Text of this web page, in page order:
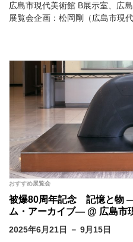
広島市現代美術館 B展示室、広島
展覧会企画：松岡剛（広島市現
おすすめ展覧会
被爆80周年記念 記憶と物
ム・アーカイブ― @ 広島市
2025年6月21日 － 9月15日